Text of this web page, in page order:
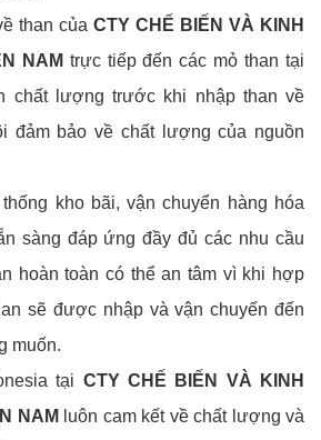
than của CTY CHẾ BIẾN VÀ KINH
NAM trực tiếp đến các mỏ than tại
chất lượng trước khi nhập than về
đảm bảo về chất lượng của nguồn
kho bãi, vận chuyển hàng hóa
sàng đáp ứng đầy đủ các nhu cầu
hoàn toàn có thể an tâm vì khi hợp
sẽ được nhập và vận chuyến đến
muốn.
tại CTY CHẾ BIẾN VÀ KINH
NAM luôn cam kết về chất lượng và